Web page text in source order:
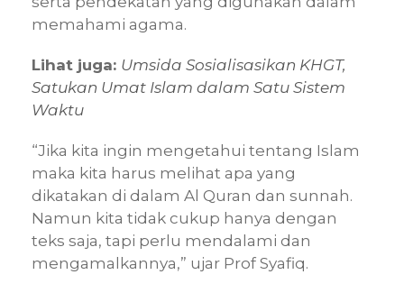
memahami agama.
Lihat juga: Umsida Sosialisasikan KHGT,
Satukan Umat Islam dalam Satu Sistem
Waktu
“Jika kita ingin mengetahui tentang Islam
maka kita harus melihat apa yang
dikatakan di dalam Al Quran dan sunnah.
Namun kita tidak cukup hanya dengan
teks saja, tapi perlu mendalami dan
mengamalkannya,” ujar Prof Syafiq.